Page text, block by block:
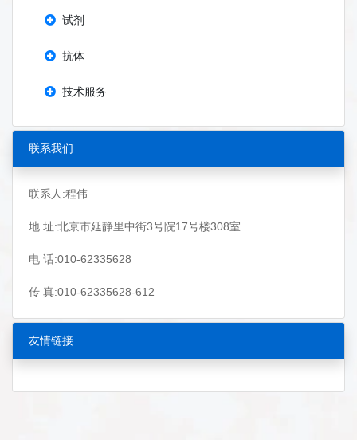
试剂
抗体
技术服务
联系我们
联系人:程伟
地 址:北京市延静里中街3号院17号楼308室
电 话:010-62335628
传 真:010-62335628-612
友情链接